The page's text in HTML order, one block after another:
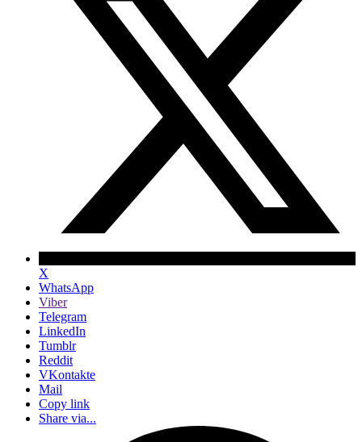
X
WhatsApp
Viber
Telegram
LinkedIn
Tumblr
Reddit
VKontakte
Mail
Copy link
Share via...